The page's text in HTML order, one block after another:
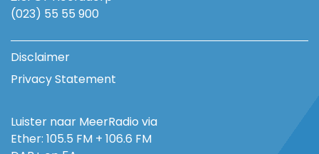
(023) 55 55 900
Disclaimer
Privacy Statement
Luister naar MeerRadio via
Ether: 105.5 FM + 106.6 FM